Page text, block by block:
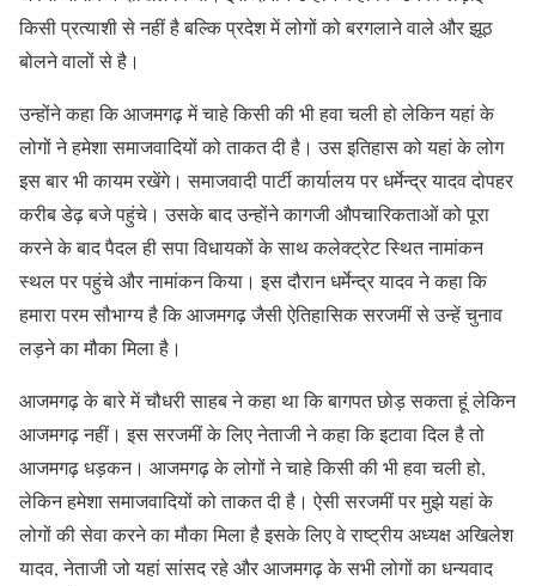
किसी प्रत्याशी से नहीं है बल्कि प्रदेश में लोगों को बरगलाने वाले और झूठ
बोलने वालों से है।
उन्होंने कहा कि आजमगढ़ में चाहे किसी की भी हवा चली हो लेकिन यहां के
लोगों ने हमेशा समाजवादियों को ताकत दी है। उस इतिहास को यहां के लोग
इस बार भी कायम रखेंगे। समाजवादी पार्टी कार्यालय पर धर्मेन्द्र यादव दोपहर
करीब डेढ़ बजे पहुंचे। उसके बाद उन्होंने कागजी औपचारिकताओं को पूरा
करने के बाद पैदल ही सपा विधायकों के साथ कलेक्ट्रेट स्थित नामांकन
स्थल पर पहुंचे और नामांकन किया। इस दौरान धर्मेन्द्र यादव ने कहा कि
हमारा परम सौभाग्य है कि आजमगढ़ जैसी ऐतिहासिक सरजमीं से उन्हें चुनाव
लड़ने का मौका मिला है।
आजमगढ़ के बारे में चौधरी साहब ने कहा था कि बागपत छोड़ सकता हूं लेकिन
आजमगढ़ नहीं। इस सरजमीं के लिए नेताजी ने कहा कि इटावा दिल है तो
आजमगढ़ धड़कन। आजमगढ़ के लोगों ने चाहे किसी की भी हवा चली हो,
लेकिन हमेशा समाजवादियों को ताकत दी है। ऐसी सरजमीं पर मुझे यहां के
लोगों की सेवा करने का मौका मिला है इसके लिए वे राष्ट्रीय अध्यक्ष अखिलेश
यादव, नेताजी जो यहां सांसद रहे और आजमगढ़ के सभी लोगों का धन्यवाद